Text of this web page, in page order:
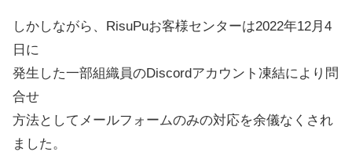
しかしながら、RisuPuお客様センターは2022年12月4
日に
発生した一部組織員のDiscordアカウント凍結により問
合せ
方法としてメールフォームのみの対応を余儀なくされ
ました。